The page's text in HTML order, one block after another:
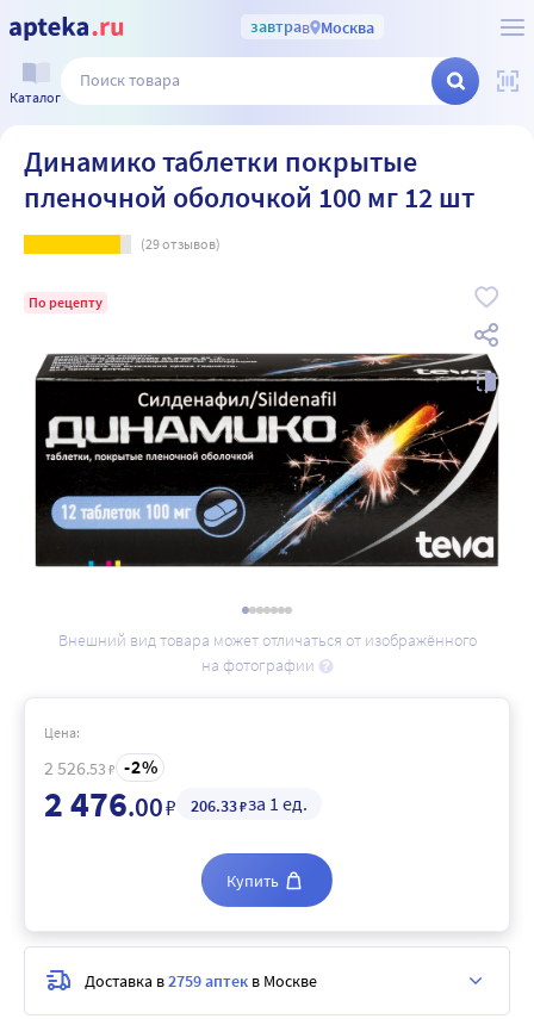
завтрав Москва
Каталог
Динамико таблетки покрытые
пленочной оболочкой 100 мг 12 шт
(29отзывов)
По рецепту
Внешний вид товара может отличаться от изображённого
на фотографии
Цена:
2 526.53 ₽ 2
2 476.00₽ 206.33₽за 1 ед.
Купить
Доставка в2759 аптек в Москве